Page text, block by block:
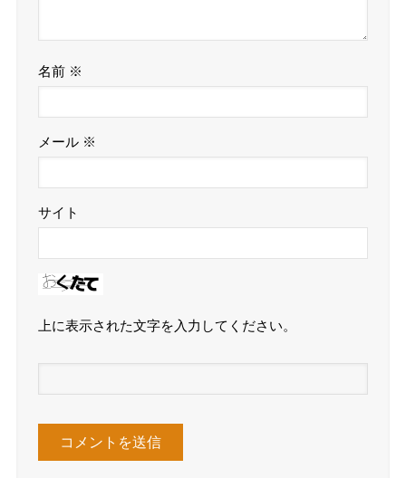
名前 ※
メール ※
サイト
上に表示された文字を入力してください。